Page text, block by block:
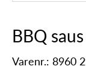
BBQ
Varenr.: 8960